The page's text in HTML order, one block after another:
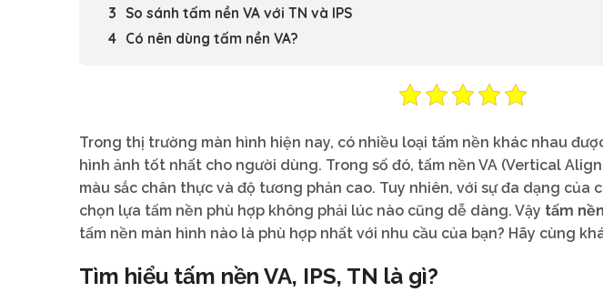
So sánh tấm nền VA với TN và IPS
Có nên dùng tấm nền VA?
Trong thị trường màn hình hiện nay, có nhiều loại tấm nền khác nhau
hình ảnh tốt nhất cho người dùng. Trong số đó, tấm nền VA (Vertical
màu sắc chân thực và độ tương phản cao. Tuy nhiên, với sự đa dạng của
chọn lựa tấm nền phù hợp không phải lúc nào cũng dễ dàng. Vậy tấm
tấm nền màn hình nào là phù hợp nhất với nhu cầu của bạn? Hãy cùng
Tìm hiểu tấm nền VA, IPS, TN là gì?